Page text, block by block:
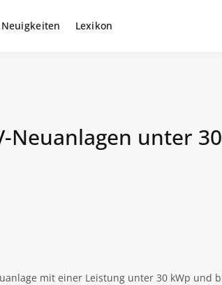
Neuigkeiten Lexikon
unter
mit einer Leistung unter 30 kWp und